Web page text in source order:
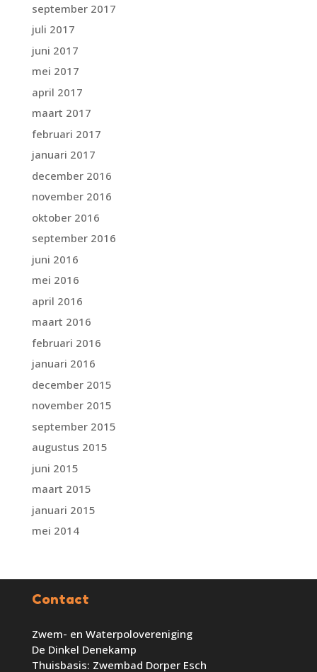
september 2017
juli 2017
juni 2017
mei 2017
april 2017
maart 2017
februari 2017
januari 2017
december 2016
november 2016
oktober 2016
september 2016
juni 2016
mei 2016
april 2016
maart 2016
februari 2016
januari 2016
december 2015
november 2015
september 2015
augustus 2015
juni 2015
maart 2015
januari 2015
mei 2014
Contact
Zwem- en Waterpolovereniging
De Dinkel Denekamp
Thuisbasis: Zwembad Dorper Esch